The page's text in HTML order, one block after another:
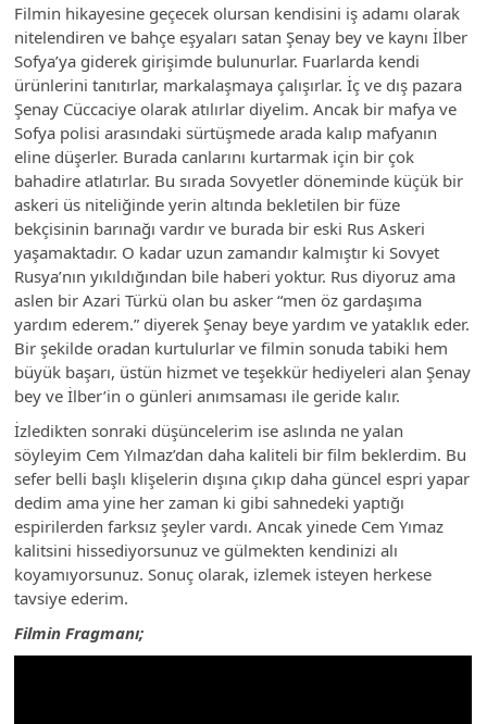
Filmin hikayesine geçecek olursan kendisini iş adamı olarak
nitelendiren ve bahçe eşyaları satan Şenay bey ve kaynı İlber
Sofya’ya giderek girişimde bulunurlar. Fuarlarda kendi
ürünlerini tanıtırlar, markalaşmaya çalışırlar. İç ve dış pazara
Şenay Cüccaciye olarak atılırlar diyelim. Ancak bir mafya ve
Sofya polisi arasındaki sürtüşmede arada kalıp mafyanın
eline düşerler. Burada canlarını kurtarmak için bir çok
bahadire atlatırlar. Bu sırada Sovyetler döneminde küçük bir
askeri üs niteliğinde yerin altında bekletilen bir füze
bekçisinin barınağı vardır ve burada bir eski Rus Askeri
yaşamaktadır. O kadar uzun zamandır kalmıştır ki Sovyet
Rusya’nın yıkıldığından bile haberi yoktur. Rus diyoruz ama
aslen bir Azari Türkü olan bu asker “men öz gardaşıma
yardım ederem.” diyerek Şenay beye yardım ve yataklık eder.
Bir şekilde oradan kurtulurlar ve filmin sonuda tabiki hem
büyük başarı, üstün hizmet ve teşekkür hediyeleri alan Şenay
bey ve İlber’in o günleri anımsaması ile geride kalır.
İzledikten sonraki düşüncelerim ise aslında ne yalan
söyleyim Cem Yılmaz’dan daha kaliteli bir film beklerdim. Bu
sefer belli başlı klişelerin dışına çıkıp daha güncel espri yapar
dedim ama yine her zaman ki gibi sahnedeki yaptığı
espirilerden farksız şeyler vardı. Ancak yinede Cem Yımaz
kalitsini hissediyorsunuz ve gülmekten kendinizi alı
koyamıyorsunuz. Sonuç olarak, izlemek isteyen herkese
tavsiye ederim.
Filmin Fragmanı;